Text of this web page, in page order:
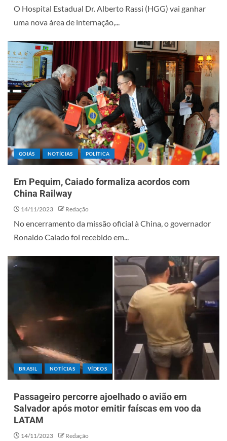
O Hospital Estadual Dr. Alberto Rassi (HGG) vai ganhar
uma nova área de internação,...
GOIÁS NOTÍCIAS POLÍTICA
Em Pequim, Caiado formaliza acordos com
China Railway
14/11/2023 Redação
No encerramento da missão oficial à China, o governador
Ronaldo Caiado foi recebido em...
BRASIL NOTÍCIAS VÍDEOS
Passageiro percorre ajoelhado o avião em
Salvador após motor emitir faíscas em voo da
LATAM
14/11/2023 Redação